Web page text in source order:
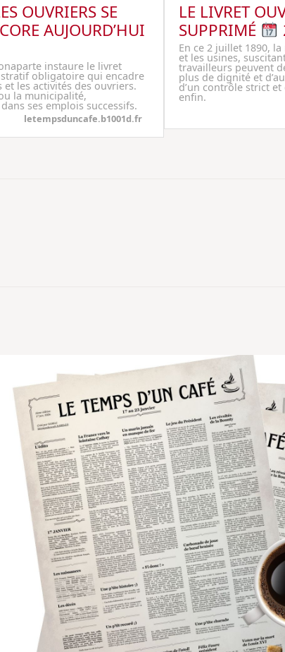
OUVRIERS SE
AUJOURD’HUI
instaure le livret
obligatoire qui encadre
les activités des ouvriers.
la municipalité,
ses emplois successifs.
letempsduncafe.b1001d.fr
LE LIVRET
SUPPRIMÉ
En ce 2 juillet 1890,
et les usines,
travailleurs peuvent
plus de dignité et
d’un contrôle strict
enfin.